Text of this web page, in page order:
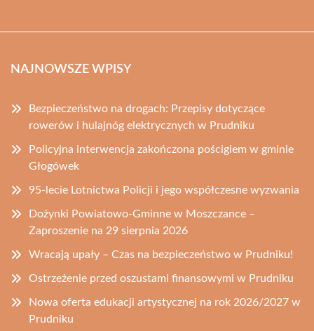
NAJNOWSZE WPISY
Bezpieczeństwo na drogach: Przepisy dotyczące
rowerów i hulajnóg elektrycznych w Prudniku
Policyjna interwencja zakończona pościgiem w gminie
Głogówek
95-lecie Lotnictwa Policji i jego współczesne wyzwania
Dożynki Powiatowo-Gminne w Moszczance –
Zaproszenie na 29 sierpnia 2026
Wracają upały – Czas na bezpieczeństwo w Prudniku!
Ostrzeżenie przed oszustami finansowymi w Prudniku
Nowa oferta edukacji artystycznej na rok 2026/2027 w
Prudniku